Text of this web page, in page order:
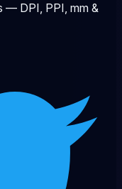
— DPI, PPI, mm &